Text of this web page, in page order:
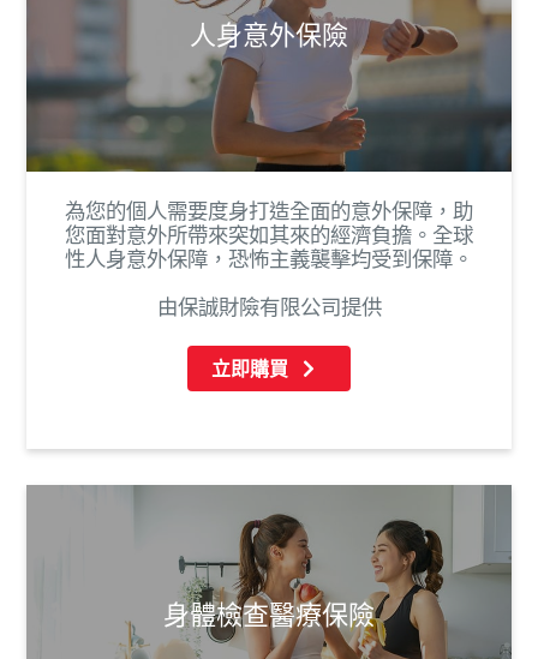
人身意外保險
為您的個人需要度身打造全面的意外保障，助
您面對意外所帶來突如其來的經濟負擔。全球
性人身意外保障，恐怖主義襲擊均受到保障。
由保誠財險有限公司提供
立即購買
身體檢查醫療保險